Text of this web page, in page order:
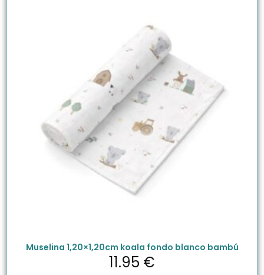
Muselina 1,20×1,20cm koala fondo blanco bambú
11.95 €